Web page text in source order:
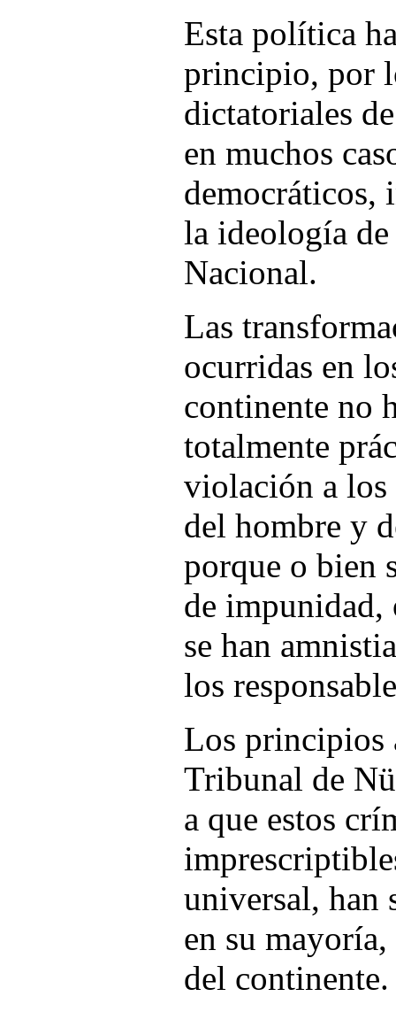
Esta política
principio, por
dictatoriales
en muchos
democráticos,
la ideología
Nacional.
Las
ocurridas en
continente no
totalmente
violación a los
del hombre y
porque o bien
de impunidad,
se han
los
Los principios
Tribunal de
a que estos
universal, han
en su
del continente.